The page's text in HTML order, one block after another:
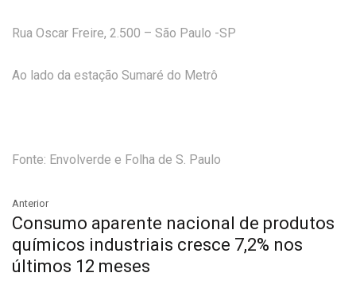
Rua Oscar Freire, 2.500 – São Paulo -SP
Ao lado da estação Sumaré do Metrô
Fonte: Envolverde e Folha de S. Paulo
Anterior
Consumo aparente nacional de produtos
químicos industriais cresce 7,2% nos
últimos 12 meses